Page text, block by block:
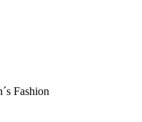
Fashion